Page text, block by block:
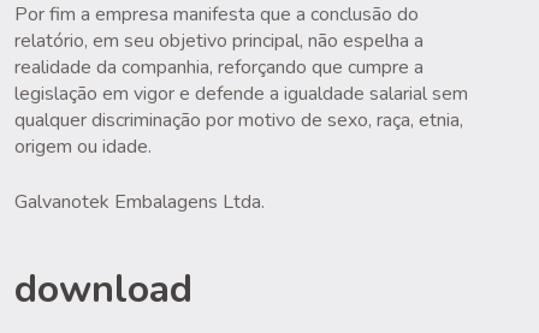
Por fim a empresa manifesta que a conclusão do
relatório, em seu objetivo principal, não espelha a
realidade da companhia, reforçando que cumpre a
legislação em vigor e defende a igualdade salarial sem
qualquer discriminação por motivo de sexo, raça, etnia,
origem ou idade.
Galvanotek Embalagens Ltda.
download